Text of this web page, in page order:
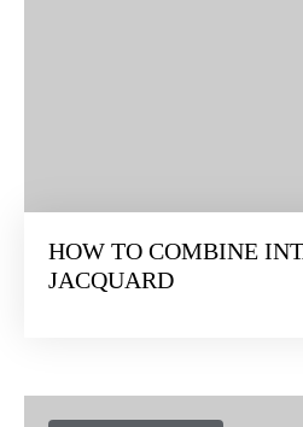
HOW TO COMBINE
JACQUARD